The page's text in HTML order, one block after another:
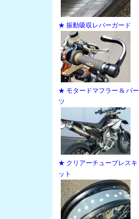
★ 振動吸収レバーガード
★ モタードマフラー & パー
ツ
★ クリアーチューブレスキ
ット